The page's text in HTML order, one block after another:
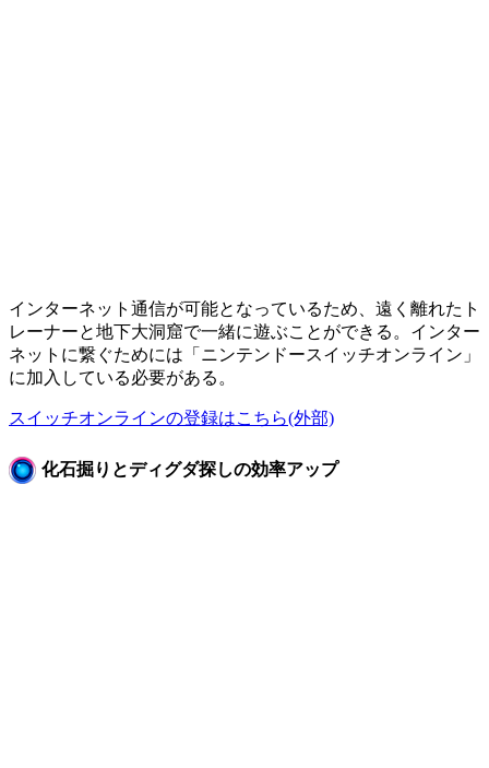
インターネット通信が可能となっているため、遠く離れたト
レーナーと地下大洞窟で一緒に遊ぶことができる。インター
ネットに繋ぐためには「ニンテンドースイッチオンライン」
に加入している必要がある。
スイッチオンラインの登録はこちら(外部)
化石掘りとディグダ探しの効率アップ